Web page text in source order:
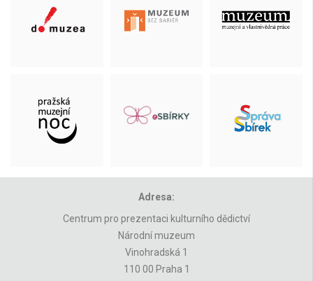
Adresa:
Centrum pro prezentaci kulturního dědictví
Národní muzeum
Vinohradská 1
110 00 Praha 1